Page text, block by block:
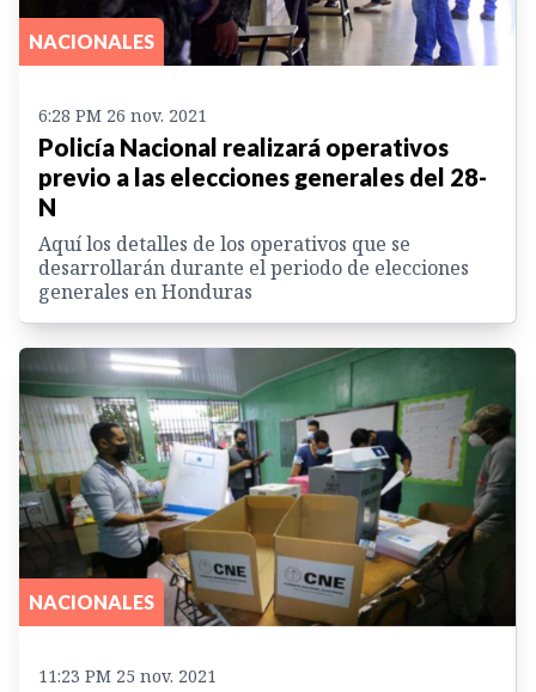
NACIONALES
6:28 PM 26 nov. 2021
Policía Nacional realizará operativos
previo a las elecciones generales del 28-
N
Aquí los detalles de los operativos que se
desarrollarán durante el periodo de elecciones
generales en Honduras
NACIONALES
11:23 PM 25 nov. 2021